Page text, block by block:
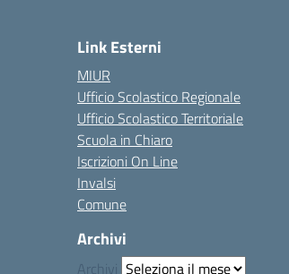
Link Esterni
MIUR
Ufficio Scolastico Regionale
Ufficio Scolastico Territoriale
Scuola in Chiaro
Iscrizioni On Line
Invalsi
Comune
Archivi
Archivi